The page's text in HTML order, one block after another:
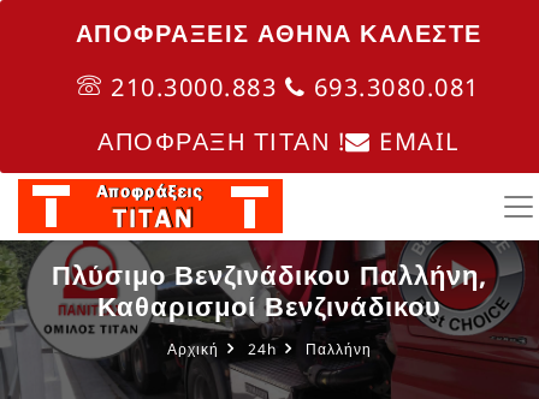
ΑΠΟΦΡΑΞΕΙΣ ΑΘΗΝΑ ΚΑΛΈΣΤΕ
210.3000.883
693.3080.081
ΑΠΟΦΡΑΞΗ ΤΙΤΑΝ !
EMAIL
Πλύσιμο Βενζινάδικου Παλλήνη,
Καθαρισμοί Βενζινάδικου
Αρχική 24h Παλλήνη